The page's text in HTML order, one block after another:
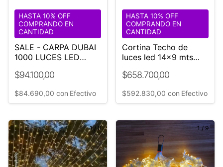
SALE - CARPA DUBAI
1000 LUCES LED
$94.100,00
HASTA 10% OFF
COMPRANDO EN
CANTIDAD
$84.690,00 con Efectivo
Cortina Techo de
luces led 14x9 mts
Salones
$658.700,00
HASTA 10% OFF
COMPRANDO EN
CANTIDAD
$592.830,00 con Efectivo
1/8 1/9